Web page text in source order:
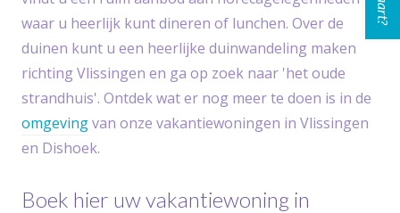
waar u heerlijk kunt dineren of lunchen. Over de
duinen kunt u een heerlijke duinwandeling maken
richting Vlissingen en ga op zoek naar 'het oude
strandhuis'. Ontdek wat er nog meer te doen is in de
omgevingvan onze vakantiewoningen in Vlissingen
en Dishoek.
Boek hier uw vakantiewoning in